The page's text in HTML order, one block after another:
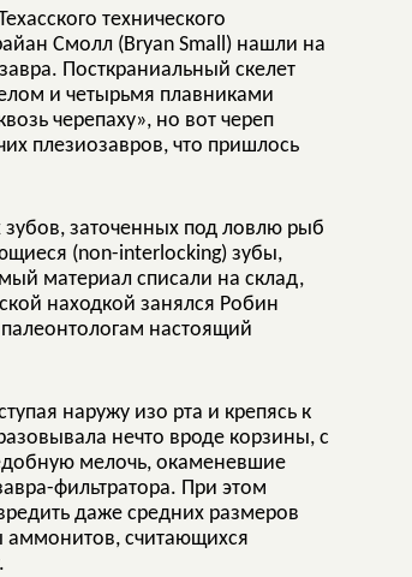
технического
Смолл (Bryan Small) нашли на
Посткраниальный скелет
и четырьмя плавниками
черепаху», но вот череп
плезиозавров, что пришлось
заточенных под ловлю рыб
(non-interlocking) зубы,
материал списали на склад,
находкой занялся Робин
настоящий
наружу изо рта и крепясь к
нечто вроде корзины, с
мелочь, окаменевшие
фильтратора. При этом
даже средних размеров
аммонитов, считающихся